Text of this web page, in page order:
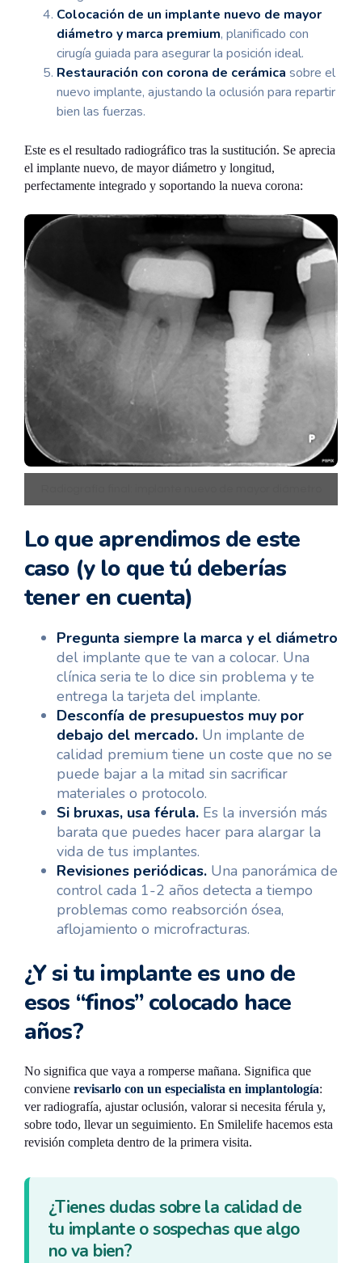
Colocación de un implante nuevo de mayor
diámetro y marca premium, planificado con
cirugía guiada para asegurar la posición ideal.
Restauración con corona de cerámica sobre el
nuevo implante, ajustando la oclusión para repartir
bien las fuerzas.
Este es el resultado radiográfico tras la sustitución. Se aprecia
el implante nuevo, de mayor diámetro y longitud,
perfectamente integrado y soportando la nueva corona:
Lo que aprendimos de este
caso (y lo que tú deberías
tener en cuenta)
Pregunta siempre la marca y el diámetro
del implante que te van a colocar. Una
clínica seria te lo dice sin problema y te
entrega la tarjeta del implante.
Desconfía de presupuestos muy por
debajo del mercado. Un implante de
calidad premium tiene un coste que no se
puede bajar a la mitad sin sacrificar
materiales o protocolo.
Si bruxas, usa férula. Es la inversión más
barata que puedes hacer para alargar la
vida de tus implantes.
Revisiones periódicas. Una panorámica de
control cada 1-2 años detecta a tiempo
problemas como reabsorción ósea,
aflojamiento o microfracturas.
¿Y si tu implante es uno de
esos “finos” colocado hace
años?
No significa que vaya a romperse mañana. Significa que
conviene revisarlo con un especialista en implantología:
ver radiografía, ajustar oclusión, valorar si necesita férula y,
sobre todo, llevar un seguimiento. En Smilelife hacemos esta
revisión completa dentro de la primera visita.
¿Tienes dudas sobre la calidad de
tu implante o sospechas que algo
no va bien?